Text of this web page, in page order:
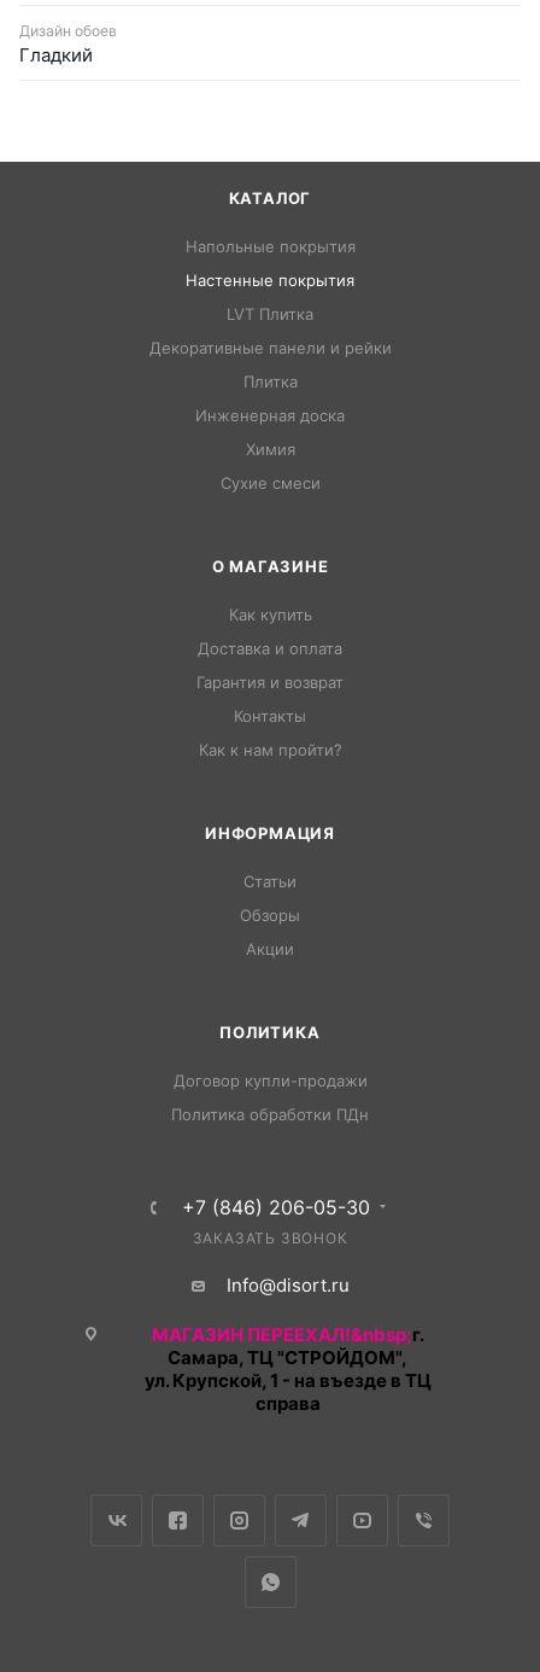
Дизайн обоев
Гладкий
КАТАЛОГ
Напольные покрытия
Настенные покрытия
LVT Плитка
Декоративные панели и рейки
Плитка
Инженерная доска
Химия
Сухие смеси
О МАГАЗИНЕ
Как купить
Доставка и оплата
Гарантия и возврат
Контакты
Как к нам пройти?
ИНФОРМАЦИЯ
Статьи
Обзоры
Акции
ПОЛИТИКА
Договор купли-продажи
Политика обработки ПДн
+7 (846) 206-05-30
ЗАКАЗАТЬ ЗВОНОК
Info@disort.ru
МАГАЗИН ПЕРЕЕХАЛ!&nbsp;г.
Самара, ТЦ "СТРОЙДОМ",
ул. Крупской, 1 - на въезде в ТЦ
справа